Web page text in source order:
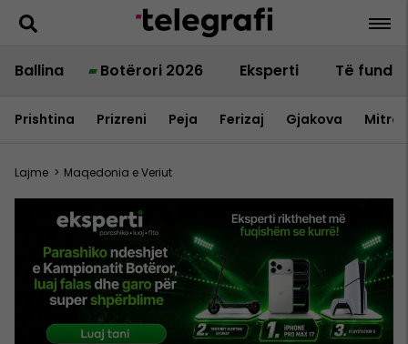
Ballina Botërori 2026 Eksperti Të fundit
Prishtina Prizreni Peja Ferizaj Gjakova
Lajme > Maqedonia e Veriut